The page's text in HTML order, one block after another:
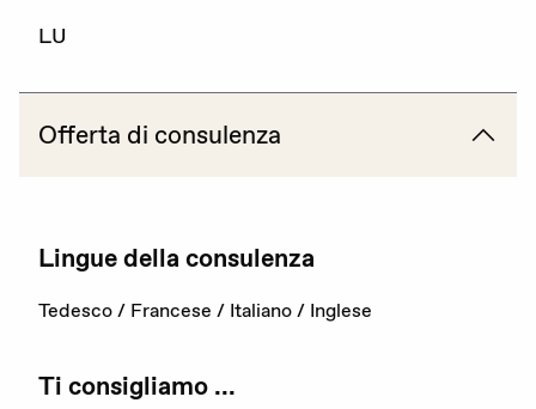
Sostenerci
LU
Offerta di consulenza
Lingue della consulenza
Tedesco / Francese / Italiano / Inglese
Ti consigliamo ...